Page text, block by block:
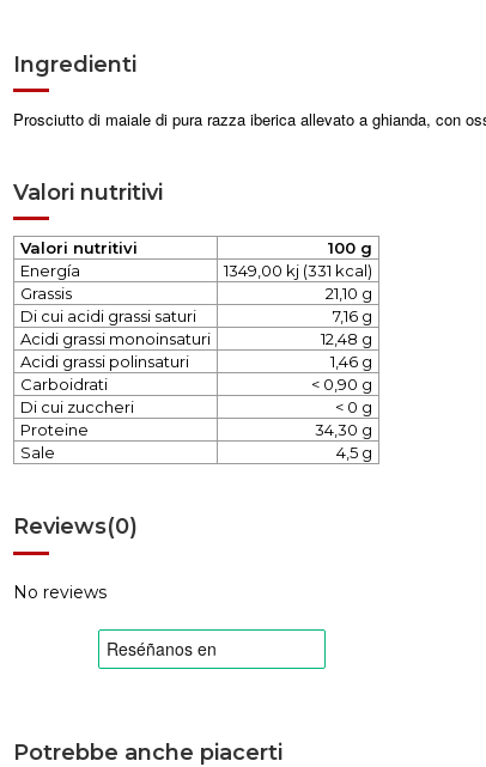
Ingredienti
Prosciutto di maiale di pura razza iberica allevato a ghianda, con
Valori nutritivi
Valori nutritivi
100 g
Energía
1349,00 kj (331 kcal)
Grassis
21,10 g
Di cui acidi grassi saturi
7,16 g
Acidi grassi monoinsaturi
12,48 g
Acidi grassi polinsaturi
1,46 g
Carboidrati
< 0,90 g
Di cui zuccheri
< 0 g
Proteine
34,30 g
Sale
4,5 g
Reviews(0)
No reviews
Potrebbe anche piacerti